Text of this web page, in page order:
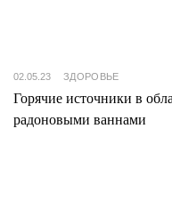
02.05.23 ЗДОРОВЬЕ
Горячие источники в
радоновыми ваннами